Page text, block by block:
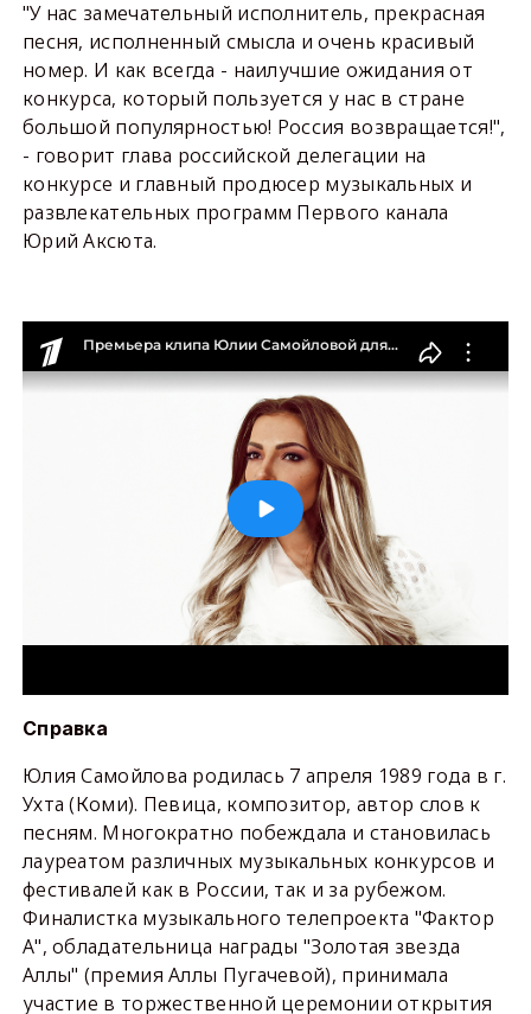
"У нас замечательный исполнитель, прекрасная
песня, исполненный смысла и очень красивый
номер. И как всегда - наилучшие ожидания от
конкурса, который пользуется у нас в стране
большой популярностью! Россия возвращается!",
- говорит глава российской делегации на
конкурсе и главный продюсер музыкальных и
развлекательных программ Первого канала
Юрий Аксюта.
Справка
Юлия Самойлова родилась 7 апреля 1989 года в г.
Ухта (Коми). Певица, композитор, автор слов к
песням. Многократно побеждала и становилась
лауреатом различных музыкальных конкурсов и
фестивалей как в России, так и за рубежом.
Финалистка музыкального телепроекта "Фактор
А", обладательница награды "Золотая звезда
Аллы" (премия Аллы Пугачевой), принимала
участие в торжественной церемонии открытия